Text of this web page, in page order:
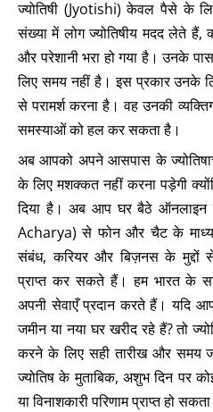
ज्योतिषी (Jyotishi) केवल पैसे के
संख्या में लोग ज्योतिषीय मदद लेते
और परेशानी भरा हो गया है। उनके
लिए समय नहीं है। इस प्रकार उनके
से परामर्श करना है। वह उनकी
समस्याओं को हल कर सकता है।
अब आपको अपने आसपास के
के लिए मशक्कत नहीं करना पड़ेगी
दिया है। अब आप घर बैठे ऑनलाइन
Acharya) से फोन और चैट के
संबंध, करियर और बिज़नस के मुद्दों
प्राप्त कर सकते हैं। हम भारत के
अपनी सेवाएँ प्रदान करते हैं। यदि
जमीन या नया घर खरीद रहे हैं? तो
करने के लिए सही तारीख और समय
ज्योतिष के मुताबिक, अशुभ दिन पर
या विनाशकारी परिणाम प्राप्त हो